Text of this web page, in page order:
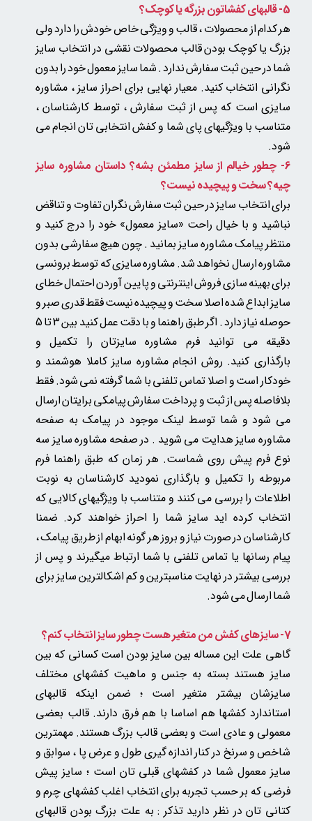
5- قالبهای کفشاتون بزرگه یا کوچک؟
هر کدام از محصولات ، قالب و ویژگی خاص خودش را دارد ولی
بزرگ یا کوچک بودن قالب محصولات نقشی در انتخاب سایز
شما در حین ثبت سفارش ندارد . شما سایز معمول خود را بدون
نگرانی انتخاب کنید. معیار نهایی برای احراز سایز ، مشاوره
سایزی است که پس از ثبت سفارش ، توسط کارشناسان ،
متناسب با ویژگیهای پای شما و کفش انتخابی تان انجام می
شود.​​​​​​​
6- چطور خیالم از سایز مطمئن بشه؟ داستان مشاوره سایز
چیه؟ سخت و پیچیده نیست؟
برای انتخاب سایز در حین ثبت سفارش نگران تفاوت و تناقض
نباشید و با خیال راحت «سایز معمول» خود را درج کنید و
منتظر پیامک مشاوره سایز بمانید . چونهیچ سفارشی بدون
مشاوره ارسال نخواهد شد.مشاوره سایزی که توسط برونسی
برای بهینه سازی فروش اینترنتی و پایین آوردن احتمال خطای
سایز ابداع شده اصلا سخت و پیچیده نیست فقط قدری صبر و
حوصله نیاز دارد . اگر طبق راهنما و با دقت عمل کنید بین 3 تا 5
دقیقه می توانید فرم مشاوره سایزتان را تکمیل و
بارگذاری کنید. روش انجام مشاوره سایز کاملا هوشمند و
خودکار است و اصلا تماس تلفنی با شما گرفته نمی شود. فقط
بلافاصله پس از ثبت و پرداخت سفارش پیامکی برایتان ارسال
می شود و شما توسط لینک موجود در پیامک به صفحه
مشاوره سایز هدایت می شوید . در صفحه مشاوره سایز سه
نوع فرم پیش روی شماست. هر زمان که طبق راهنما فرم
مربوطه را تکمیل و بارگذاری نمودید کارشناسان به نوبت
اطلاعات را بررسی می کنند و متناسب با ویژگیهای کالایی که
انتخاب کرده اید سایز شما را احراز خواهند کرد. ضمنا
کارشناسان در صورت نیاز و بروز هر گونه ابهام از طریق پیامک ،
پیام رسانها یا تماس تلفنی با شما ارتباط میگیرند و پس از
بررسی بیشتر در نهایت مناسبترین و کم اشکالترین سایز برای
شما ارسال می شود.
7- سایزهای کفش من متغیر هست چطور سایز انتخاب کنم؟
گاهی علت این مساله بین سایز بودن است کسانی که بین
سایز هستند بسته به جنس و ماهیت کفشهای مختلف
سایزشان بیشتر متغیر است ؛ ضمن اینکه قالبهای
استاندارد کفشها هم اساسا با هم فرق دارند. قالب بعضی
معمولی و عادی است و بعضی قالب بزرگ هستند. مهمترین
شاخص و سرنخ در کنار اندازه گیری طول و عرض پا ، سوابق و
سایز معمول شما در کفشهای قبلی تان است ؛ سایز پیش
فرضی که بر حسب تجربه برای انتخاب اغلب کفشهای چرم و
کتانی تان در نظر دارید تذکر : به علت بزرگ بودن قالبهای